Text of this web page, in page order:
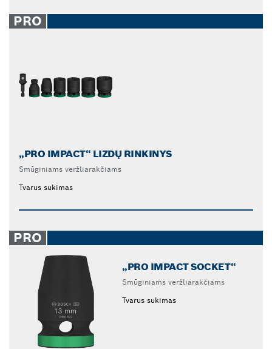
PRO
„PRO IMPACT“ LIZDŲ RINKINYS
Smūginiams veržliarakčiams
Tvarus sukimas
PRO
„PRO IMPACT SOCKET“
Smūginiams veržliarakčiams
Tvarus sukimas